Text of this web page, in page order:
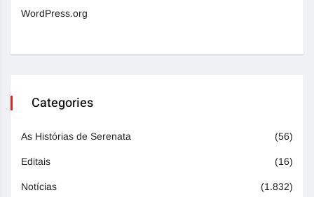
WordPress.org
Categories
As Histórias de Serenata (56)
Editais (16)
Notícias (1.832)